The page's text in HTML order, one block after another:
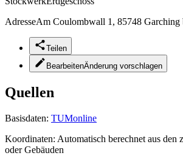
AdresseAm Coulombwall 1, 85748 Garching
Teilen
BearbeitenÄnderung vorschlagen
Quellen
Basisdaten: TUMonline
Koordinaten: Automatisch berechnet aus den
oder Gebäuden